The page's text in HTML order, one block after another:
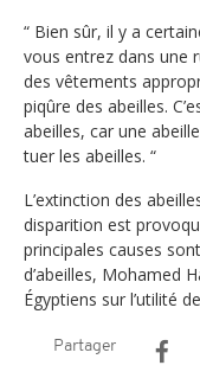
“ Bien sûr, il y a
vous entrez dans une
des vêtements
piqûre des abeilles.
abeilles, car une
tuer les abeilles. “
L’extinction des
disparition est
principales causes
d’abeilles, Mohamed
Égyptiens sur l’utilité
Partager